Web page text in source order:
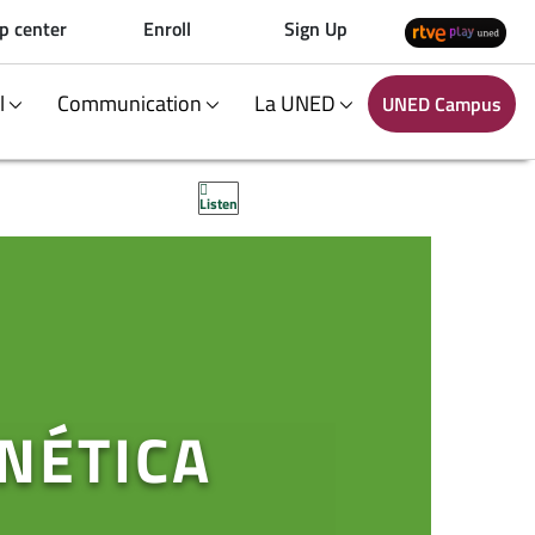
center Enroll Sign Up
Communication La UNED UNED Campus
Listen